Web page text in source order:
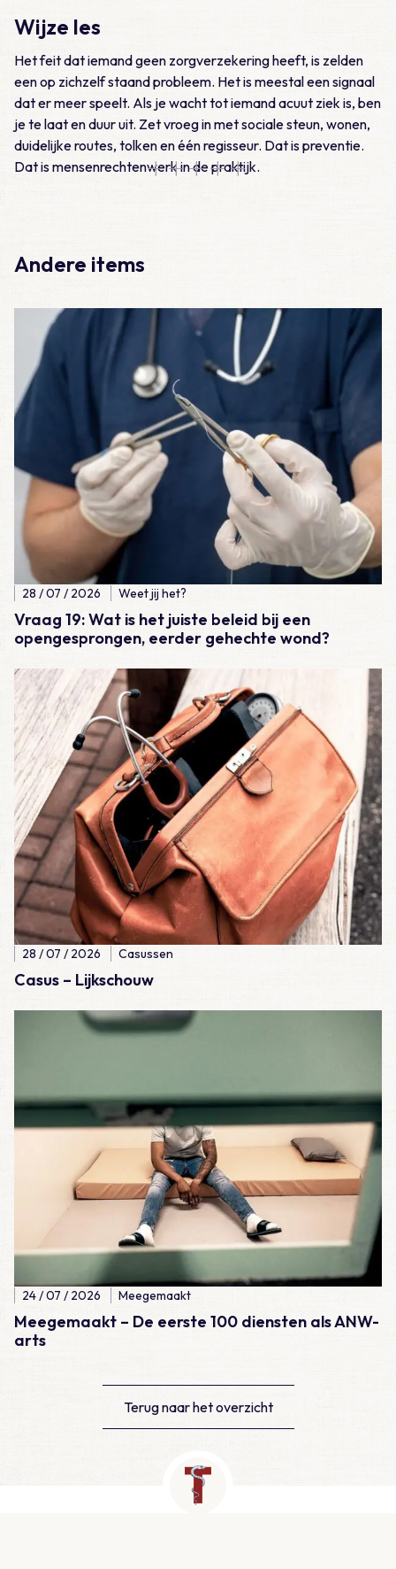
Wijze les
Het feit dat iemand geen zorgverzekering heeft, is zelden
een op zichzelf staand probleem. Het is meestal een signaal
dat er meer speelt. Als je wacht tot iemand acuut ziek is, ben
je te laat en duur uit. Zet vroeg in met sociale steun, wonen,
duidelijke routes, tolken en één regisseur. Dat is preventie.
Dat is mensenrechtenwerk in de praktijk.
Andere items
Vraag 19: Wat is het juiste beleid bij een
opengesprongen, eerder gehechte wond?
28 / 07 / 2026 Weet jij het?
Lees meer over Vraag 19: Wat is het juiste beleid bij een
Casus – Lijkschouw
28 / 07 / 2026 Casussen
Lees meer over Casus – Lijkschouw
Meegemaakt – De eerste 100 diensten als ANW-
arts
24 / 07 / 2026 Meegemaakt
Lees meer over Meegemaakt – De eerste 100 diensten als
Terug naar het overzicht